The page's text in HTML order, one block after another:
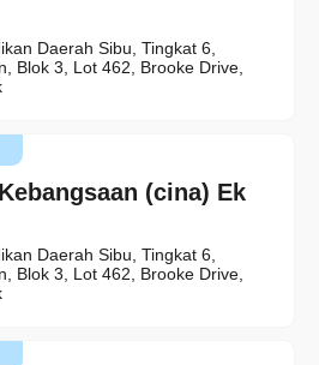
Daerah Sibu, Tingkat 6,
Blok 3, Lot 462, Brooke Drive,
(cina) Ek
Daerah Sibu, Tingkat 6,
Blok 3, Lot 462, Brooke Drive,